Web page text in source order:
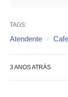
TAGS:
Atendente
3 ANOS ATRÁS